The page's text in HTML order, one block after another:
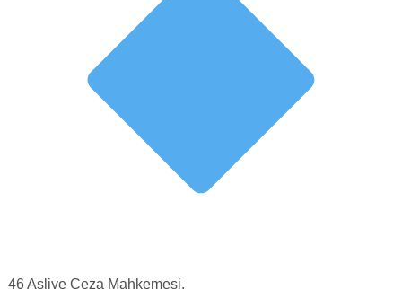
46 Asliye Ceza Mahkemesi,